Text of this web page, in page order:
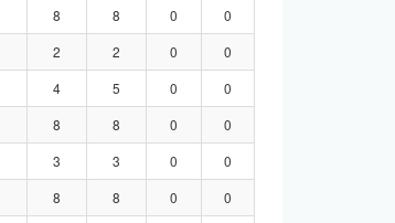
8 8 0
0
2 2 0
0
4 5 0
0
8 8 0
0
3 3 0
0
8 8 0
0